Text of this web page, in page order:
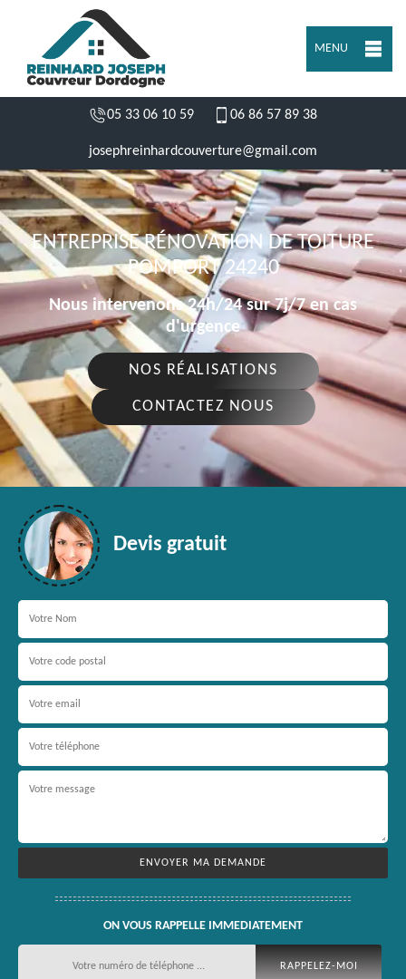
MENU
05 33 06 10 59 06 86 57 89 38
josephreinhardcouverture@gmail.com
ENTREPRISE RÉNOVATION DE TOITURE
POMPORT 24240
Nous intervenons 24h/24 sur 7j/7 en cas
d'urgence
NOS RÉALISATIONS
CONTACTEZ NOUS
Devis gratuit
ON VOUS RAPPELLE IMMEDIATEMENT